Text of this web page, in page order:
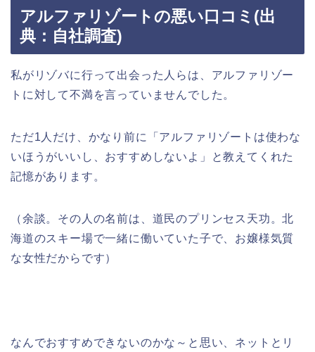
アルファリゾートの悪い口コミ (出
典：自社調査)
私がリゾバに行って出会った人らは、アルファリゾー
トに対して不満を言っていませんでした。
ただ1人だけ、かなり前に「アルファリゾートは使わな
いほうがいいし、おすすめしないよ」と教えてくれた
記憶があります。
（余談。その人の名前は、道民のプリンセス天功。北
海道のスキー場で一緒に働いていた子で、お嬢様気質
な女性だからです）
なんでおすすめできないのかな～と思い、ネットとリ